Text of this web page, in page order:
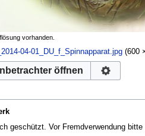
vorhanden.
04-01_DU_f_Spinnapparat.jpg‎ (600
öffnen
geschützt. Vor Fremdverwendung